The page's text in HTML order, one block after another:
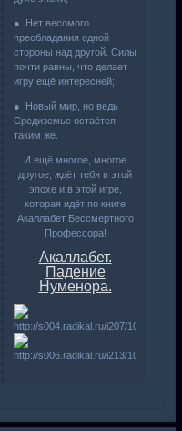
● Нет весомого
преобладания одной
стороны над другой. Силы
почти равны, что делает
игру ещё интересней;
● Новый мир, но ведь
Средиземье остаётся
таким же.
И ещё многое, многое
другое, ждёт тебя в этой
эпохе и в этой игре,
которая идёт по книге
Акаллабет Бессмертного
Профессора!
Акаллабет.
Падение
Нуменора.